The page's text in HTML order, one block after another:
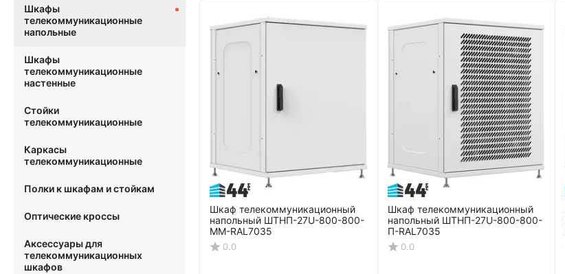
Шкаф телекоммуникационный
напольный ШТНП-27U-800-800-
ММ-RAL7035
0.0
Шкаф телекоммуникационный
напольный ШТНП-27U-800-800-
П-RAL7035
0.0
Шкафы
телекоммуникационные
напольные
Шкафы
телекоммуникационные
настенные
Стойки
телекоммуникационные
Каркасы
телекоммуникационные
Полки к шкафам и стойкам
Оптические кроссы
Аксессуары для
телекоммуникационных
шкафов